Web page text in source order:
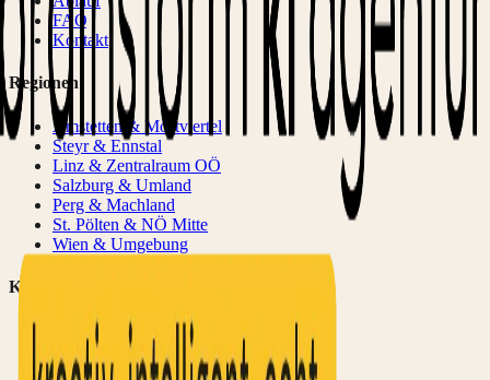
FAQ
Kontakt
Regionen
Amstetten & Mostviertel
Steyr & Ennstal
Linz & Zentralraum OÖ
Salzburg & Umland
Perg & Machland
St. Pölten & NÖ Mitte
Wien & Umgebung
Kontakt
info@brainstorm-werbeagentur.at
+43 660 520 3171